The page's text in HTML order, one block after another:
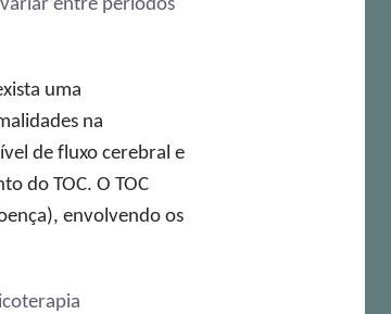
entre períodos
uma
na
de fluxo cerebral e
do TOC. O TOC
envolvendo os